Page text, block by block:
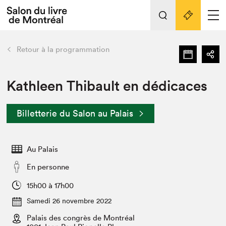
Espace médias
Espace exposant⋅e⋅s
Tout sur l'édition 2022
Actualités
Vidéos et Balados
Club de lecture Braindate
retour Nos activités
Édition 2022
Nous connaître
Projets partenaires 2022
Archives
Liens pratiques
Retour à la programmation
Kathleen Thibault en dédicaces
Billetterie du Salon au Palais
Au Palais
En personne
15h00 à 17h00
Samedi 26 novembre 2022
Palais des congrès de Montréal